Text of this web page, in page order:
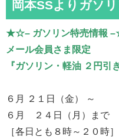
岡本SSよりガソ
★☆– ガソリン特売情報
メール会員さま限定
『ガソリン・軽油 ２円引
６月 ２１日（金） ～
６月 ２４日（月）まで
［各日とも８時～２０時］